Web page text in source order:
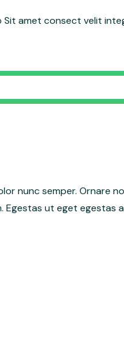
amet consect velit
nunc semper. Ornare
ut eget egestas